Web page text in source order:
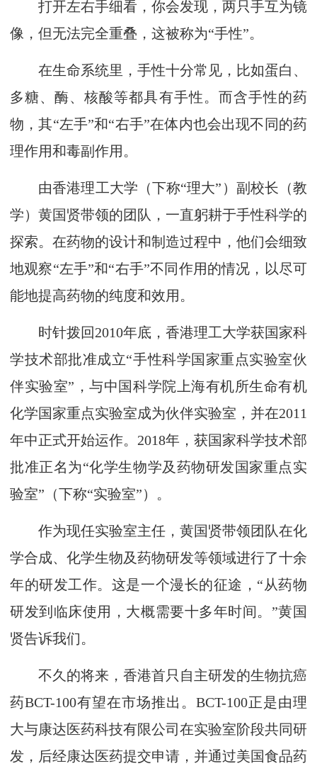
打开左右手细看，你会发现，两只手互为镜
像，但无法完全重叠，这被称为“手性”。
在生命系统里，手性十分常见，比如蛋白、
多糖、酶、核酸等都具有手性。而含手性的药
物，其“左手”和“右手”在体内也会出现不同的药
理作用和毒副作用。
由香港理工大学（下称“理大”）副校长（教
学）黄国贤带领的团队，一直躬耕于手性科学的
探索。在药物的设计和制造过程中，他们会细致
地观察“左手”和“右手”不同作用的情况，以尽可
能地提高药物的纯度和效用。
时针拨回2010年底，香港理工大学获国家科
学技术部批准成立“手性科学国家重点实验室伙
伴实验室”，与中国科学院上海有机所生命有机
化学国家重点实验室成为伙伴实验室，并在2011
年中正式开始运作。2018年，获国家科学技术部
批准正名为“化学生物学及药物研发国家重点实
验室”（下称“实验室”）。
作为现任实验室主任，黄国贤带领团队在化
学合成、化学生物及药物研发等领域进行了十余
年的研发工作。这是一个漫长的征途，“从药物
研发到临床使用，大概需要十多年时间。”黄国
贤告诉我们。
不久的将来，香港首只自主研发的生物抗癌
药BCT-100有望在市场推出。BCT-100正是由理
大与康达医药科技有限公司在实验室阶段共同研
发，后经康达医药提交申请，并通过美国食品药